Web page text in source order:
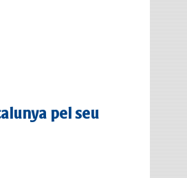
pel seu